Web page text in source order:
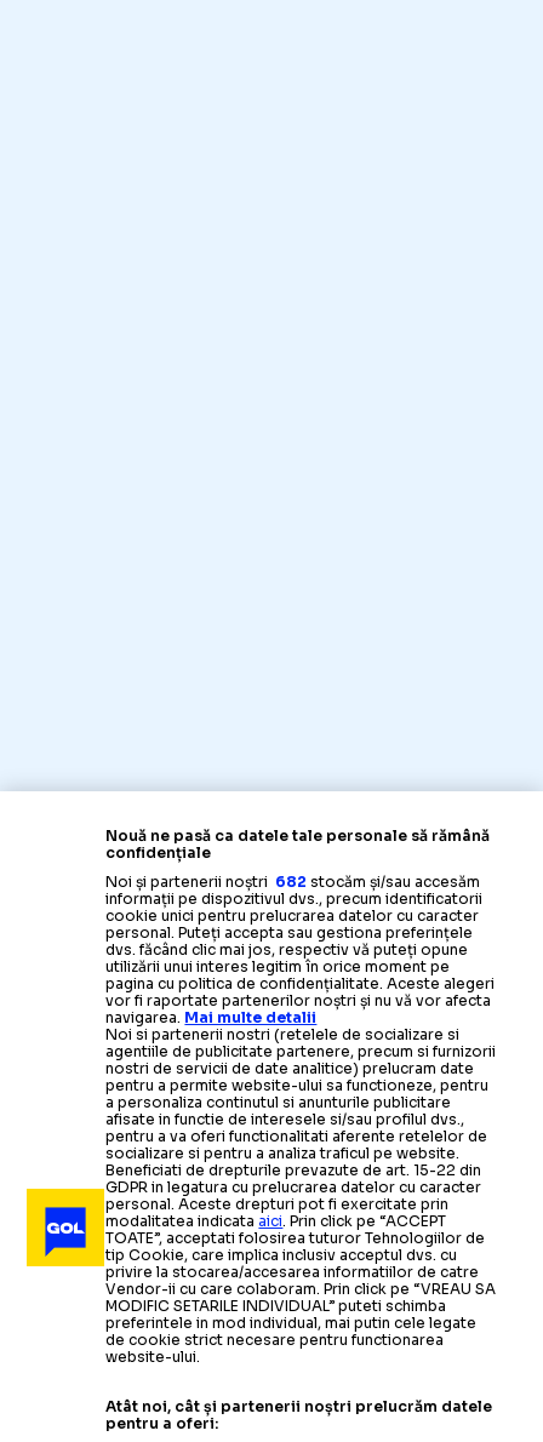
Nouă ne pasă ca datele tale personale să rămână
confidențiale
Noi și partenerii noștri 682 stocăm și/sau accesăm
informații pe dispozitivul dvs., precum identificatorii
cookie unici pentru prelucrarea datelor cu caracter
personal. Puteți accepta sau gestiona preferințele
dvs. făcând clic mai jos, respectiv vă puteți opune
utilizării unui interes legitim în orice moment pe
pagina cu politica de confidențialitate. Aceste alegeri
vor fi raportate partenerilor noștri și nu vă vor afecta
navigarea. Mai multe detalii
Noi si partenerii nostri (retelele de socializare si
agentiile de publicitate partenere, precum si furnizorii
nostri de servicii de date analitice) prelucram date
pentru a permite website-ului sa functioneze, pentru
a personaliza continutul si anunturile publicitare
afisate in functie de interesele si/sau profilul dvs.,
pentru a va oferi functionalitati aferente retelelor de
socializare si pentru a analiza traficul pe website.
Beneficiati de drepturile prevazute de art. 15-22 din
GDPR in legatura cu prelucrarea datelor cu caracter
personal. Aceste drepturi pot fi exercitate prin
modalitatea indicataaici. Prin click pe “ACCEPT
TOATE”, acceptati folosirea tuturor Tehnologiilor de
tip Cookie, care implica inclusiv acceptul dvs. cu
privire la stocarea/accesarea informatiilor de catre
Vendor-ii cu care colaboram. Prin click pe “VREAU SA
MODIFIC SETARILE INDIVIDUAL” puteti schimba
preferintele in mod individual, mai putin cele legate
de cookie strict necesare pentru functionarea
website-ului.
Atât noi, cât și partenerii noștri prelucrăm datele
pentru a oferi: